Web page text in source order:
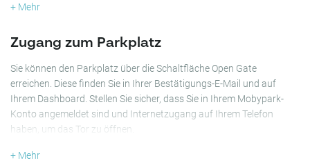
gewährleistet, dass Ihr Fahrzeug jederzeit sicher und geschützt
der Umgebung machen, buchen Sie einen Platz im Parking Brussels
Cemetery für ein reibungsloses und stressfreies Parken!
+ Mehr
Zugang zum Parkplatz
Sie können den Parkplatz über die Schaltfläche Open Gate
erreichen. Diese finden Sie in Ihrer Bestätigungs-E-Mail und auf
Ihrem Dashboard. Stellen Sie sicher, dass Sie in Ihrem Mobypark-
Konto angemeldet sind und Internetzugang auf Ihrem Telefon
haben, um das Tor zu öffnen.
+ Mehr